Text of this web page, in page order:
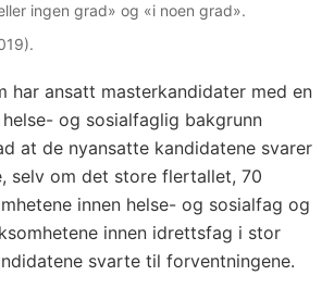
ingen grad» og «i noen grad».
har ansatt masterkandidater med en
og sosialfaglig bakgrunn
at de nyansatte kandidatene svarer
selv om det store flertallet, 70
innen helse- og sosialfag og
innen idrettsfag i stor
svarte til forventningene.